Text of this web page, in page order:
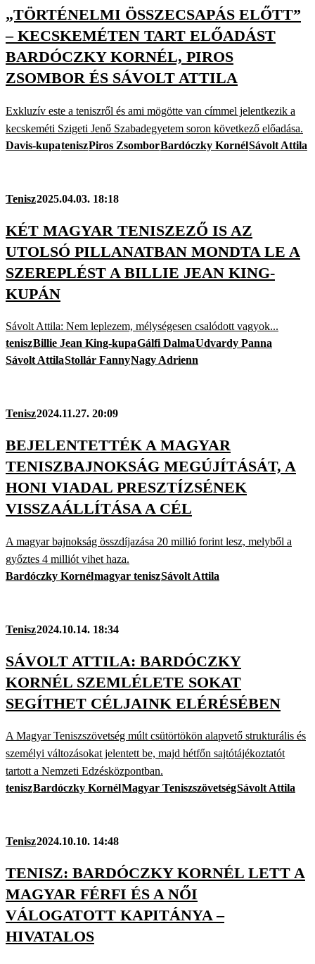
„TÖRTÉNELMI ÖSSZECSAPÁS ELŐTT”
– KECSKEMÉTEN TART ELŐADÁST
BARDÓCZKY KORNÉL, PIROS
ZSOMBOR ÉS SÁVOLT ATTILA
Exkluzív este a teniszről és ami mögötte van címmel jelentkezik a
kecskeméti Szigeti Jenő Szabadegyetem soron következő előadása.
Davis-kupateniszPiros ZsomborBardóczky KornélSávolt Attila
Tenisz2025.04.03. 18:18
KÉT MAGYAR TENISZEZŐ IS AZ
UTOLSÓ PILLANATBAN MONDTA LE A
SZEREPLÉST A BILLIE JEAN KING-
KUPÁN
Sávolt Attila: Nem leplezem, mélységesen csalódott vagyok...
teniszBillie Jean King-kupaGálfi DalmaUdvardy Panna
Sávolt AttilaStollár FannyNagy Adrienn
Tenisz2024.11.27. 20:09
BEJELENTETTÉK A MAGYAR
TENISZBAJNOKSÁG MEGÚJÍTÁSÁT, A
HONI VIADAL PRESZTÍZSÉNEK
VISSZAÁLLÍTÁSA A CÉL
A magyar bajnokság összdíjazása 20 millió forint lesz, melyből a
győztes 4 milliót vihet haza.
Bardóczky Kornélmagyar teniszSávolt Attila
Tenisz2024.10.14. 18:34
SÁVOLT ATTILA: BARDÓCZKY
KORNÉL SZEMLÉLETE SOKAT
SEGÍTHET CÉLJAINK ELÉRÉSÉBEN
A Magyar Teniszszövetség múlt csütörtökön alapvető strukturális és
személyi változásokat jelentett be, majd hétfőn sajtótájékoztatót
tartott a Nemzeti Edzésközpontban.
teniszBardóczky KornélMagyar TeniszszövetségSávolt Attila
Tenisz2024.10.10. 14:48
TENISZ: BARDÓCZKY KORNÉL LETT A
MAGYAR FÉRFI ÉS A NŐI
VÁLOGATOTT KAPITÁNYA –
HIVATALOS